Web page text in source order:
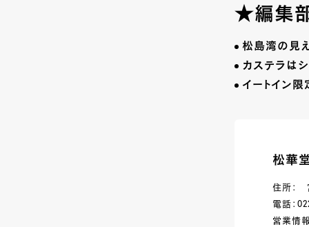
★編集部
松島湾の見
カステラは
イートイン限
松華
住所：
電話：
営業情